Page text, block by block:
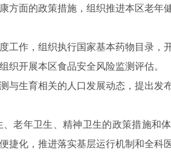
方面的政策措施 ， 组织推进本区老年
工作 ， 组织执行国家基本药物目录，
织开展本区食品安全风险监测评估。
与生育相关的人口发展动态，提出发
老年卫生、精神卫生的政策措施和
化，推进落实基层运行机制和全科